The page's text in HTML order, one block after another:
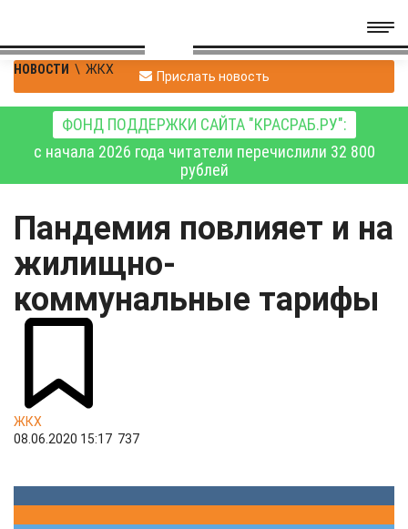
НОВОСТИ \ ЖКХ Прислать новость
ФОНД ПОДДЕРЖКИ САЙТА "КРАСРАБ.РУ":
с начала 2026 года читатели перечислили 32 800
рублей
Пандемия повлияет и на
жилищно-
коммунальные тарифы
ЖКХ
08.06.2020 15:17 737